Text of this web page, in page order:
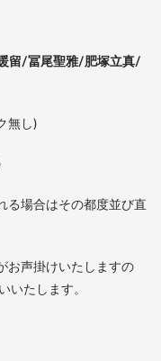
留/冨尾聖雅/肥塚立真/
無し)
場合はその都度並び直
お声掛けいたしますの
いたします。